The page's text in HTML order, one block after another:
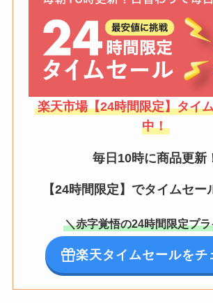
楽天市場【24時間限定】タイ
中！
毎日10時に商品更新
【24時間限定】でタイムセー
＼赤字覚悟の24時間限定プ
楽天タイムセールをチ